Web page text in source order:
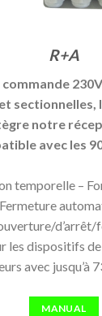
R+A
commande
sectionnelles,
notre
avec les
temporelle –
Fermeture
les dispositifs
avec jusqu’à
MANUAL